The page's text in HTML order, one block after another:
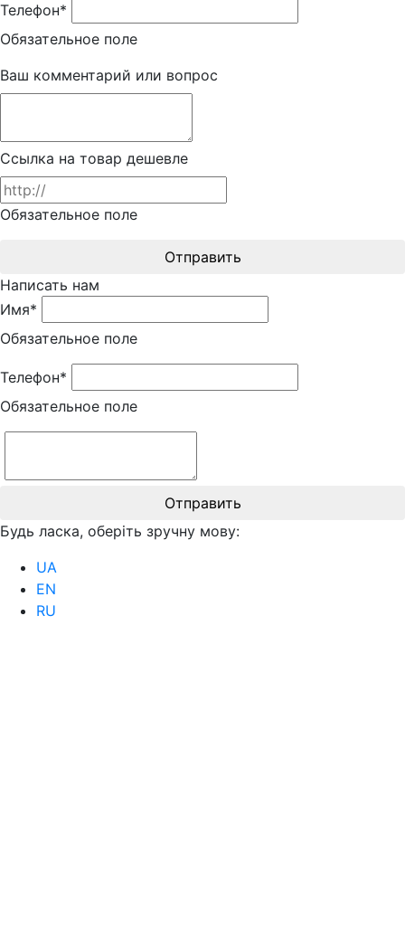
Телефон*
Обязательное поле
Ваш комментарий или вопрос
Ссылка на товар дешевле
Обязательное поле
Отправить
Написать нам
Имя*
Обязательное поле
Телефон*
Обязательное поле
Отправить
Будь ласка, оберіть зручну мову:
UA
EN
RU